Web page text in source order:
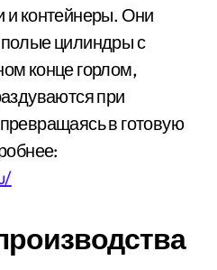
и контейнеры. Они
цилиндры с
конце горлом,
при
в готовую